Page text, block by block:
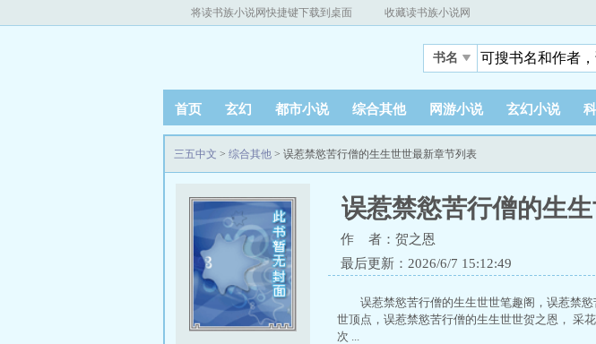
将读书族小说网快捷键下载到桌面 收藏读书族小说网
书名
首页 玄幻 都市小说 综合其他 网游小说 玄幻小说
三五中文 > 综合其他 > 误惹禁慾苦行僧的生生世世最新章节列表
误惹禁慾苦行僧的生
作 者：贺之恩
最后更新：2026/6/7 15:12:49
误惹禁慾苦行僧的生生世世笔趣阁，误惹禁
世顶点，误惹禁慾苦行僧的生生世世贺之恩， 采
次 ...